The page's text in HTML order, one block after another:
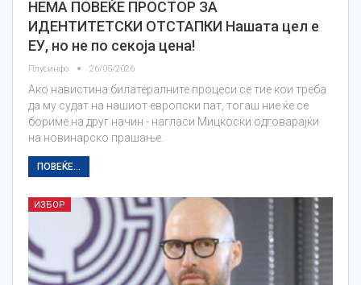
НЕМА ПОВЕЌЕ ПРОСТОР ЗА
ИДЕНТИТЕТСКИ ОТСТАПКИ Нашата цел е
ЕУ, но не по секоја цена!
Плусинфо 26/05/2026
Ако навистина билатералните процеси се тие кои треба
да му судат на нашиот европски пат, тогаш ние ќе се
бориме на друг начин - нагласи Мицкоски одговарајќи
на новинарско прашање.
ПОВЕЌЕ...
ИЗБОР